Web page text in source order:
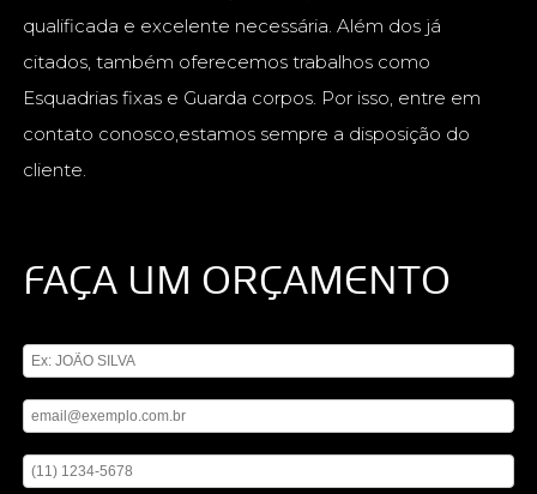
qualificada e excelente necessária. Além dos já
citados, também oferecemos trabalhos como
Esquadrias fixas e Guarda corpos. Por isso, entre em
contato conosco,estamos sempre a disposição do
cliente.
FAÇA UM ORÇAMENTO